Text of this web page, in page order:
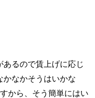
るので賃上げに応じ
かなかそうはいかな
から、そう簡単にはい